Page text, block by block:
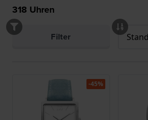
318 Uhren
Filter
-45%